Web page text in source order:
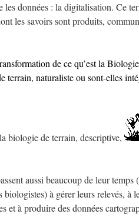
données : la digitalisation. Ce
les savoirs sont produits,
de ce qu’est la
terrain, naturaliste ou sont-elles
biologie de terrain, descriptive,
aussi beaucoup de leur
biologistes) à gérer leurs relevés, à
et à produire des données